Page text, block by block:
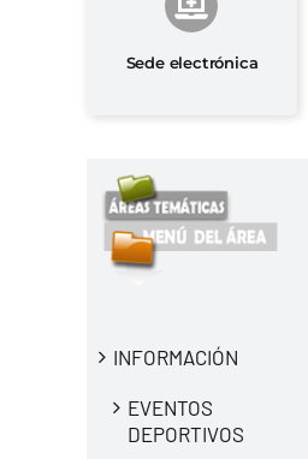
Sede electrónica
INFORMACIÓN
EVENTOS
DEPORTIVOS